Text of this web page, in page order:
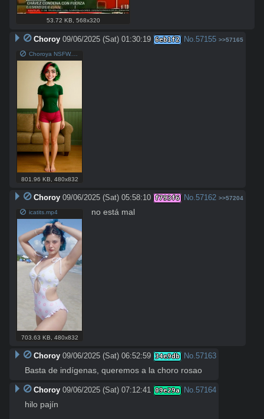
53.72 KB, 568x320
Choroy 09/06/2025 (Sat) 01:30:19 6eb1f2 No. 57155 >>57165
801.96 KB 480x832
Choroy 09/06/2025 (Sat) 05:58:10 f793f6 No. 57162 >>57204
icatits.mp4
703.63 KB 480x832
no está mal
Choroy 09/06/2025 (Sat) 06:52:59 34e9db No.57163
Basta de indígenas, queremos a la choro rosao
Choroy 09/06/2025 (Sat) 07:12:41 09e29a No.57164
hilo pajín